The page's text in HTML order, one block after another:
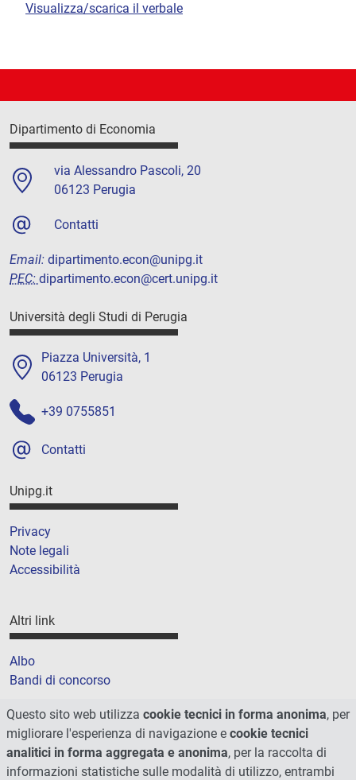
Visualizza/scarica il verbale
Dipartimento di Economia
via Alessandro Pascoli, 20
06123 Perugia
Contatti
Email: dipartimento.econ@unipg.it
PEC: dipartimento.econ@cert.unipg.it
Università degli Studi di Perugia
Piazza Università, 1
06123 Perugia
+39 0755851
Contatti
Unipg.it
Privacy
Note legali
Accessibilità
Altri link
Albo
Bandi di concorso
Amministrazione trasparente
Cookie
Mappa del sito
Questo sito web utilizza cookie tecnici in forma anonima, per
migliorare l'esperienza di navigazione e cookie tecnici
analitici in forma aggregata e anonima, per la raccolta di
informazioni statistiche sulle modalità di utilizzo, entrambi